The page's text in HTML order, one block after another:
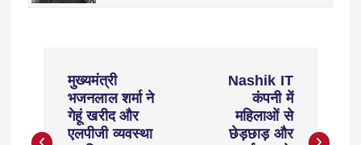
मुख्यमंत्री
भजनलाल शर्मा ने
गेहूं खरीद और
एलपीजी व्यवस्था
Nashik IT
कंपनी में
महिलाओं से
छेड़छाड़ और